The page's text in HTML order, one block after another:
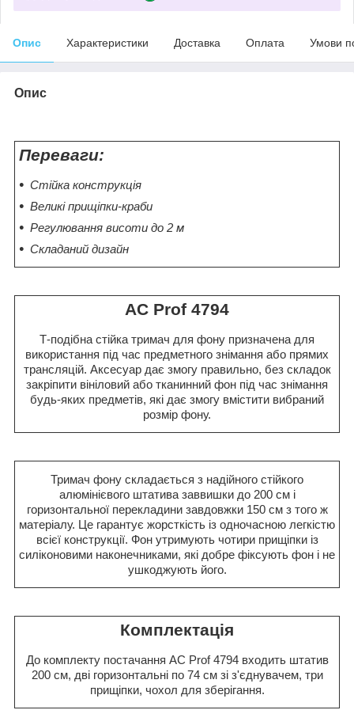
Опис Характеристики Доставка Оплата Умови
Опис
Переваги:
Стійка конструкція
Великі прищіпки-краби
Регулювання висоти до 2 м
Складаний дизайн
AC Prof 4794
Т-подібна стійка тримач для фону призначена для
використання під час предметного знімання або прямих
трансляцій. Аксесуар дає змогу правильно, без складок
закріпити вініловий або тканинний фон під час знімання
будь-яких предметів, які дає змогу вмістити вибраний
розмір фону.
Тримач фону складається з надійного стійкого
алюмінієвого штатива заввишки до 200 см і
горизонтальної перекладини завдовжки 150 см з того ж
матеріалу. Це гарантує жорсткість із одночасною легкістю
всієї конструкції. Фон утримують чотири прищіпки із
силіконовими наконечниками, які добре фіксують фон і не
ушкоджують його.
Комплектація
До комплекту постачання AC Prof 4794 входить штатив
200 см, дві горизонтальні по 74 см зі з'єднувачем, три
прищіпки, чохол для зберігання.